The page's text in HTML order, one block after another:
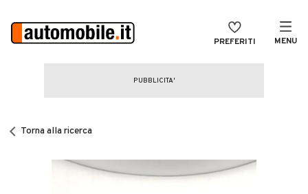
PREFERITI MENU
CERCA
Auto Nuove
Torna alla ricerca